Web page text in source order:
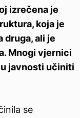
izrečena je
koja je
druga, ali je
Mnogi vjernici
javnosti učiniti
se